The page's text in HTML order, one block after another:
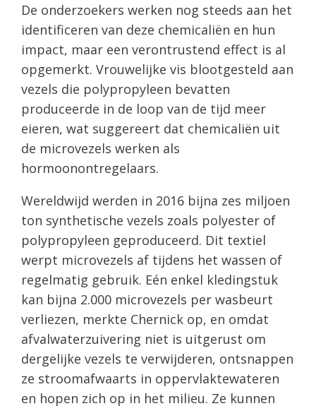
De onderzoekers werken nog steeds aan het
identificeren van deze chemicaliën en hun
impact, maar een verontrustend effect is al
opgemerkt. Vrouwelijke vis blootgesteld aan
vezels die polypropyleen bevatten
produceerde in de loop van de tijd meer
eieren, wat suggereert dat chemicaliën uit
de microvezels werken als
hormoonontregelaars.
Wereldwijd werden in 2016 bijna zes miljoen
ton synthetische vezels zoals polyester of
polypropyleen geproduceerd. Dit textiel
werpt microvezels af tijdens het wassen of
regelmatig gebruik. Eén enkel kledingstuk
kan bijna 2.000 microvezels per wasbeurt
verliezen, merkte Chernick op, en omdat
afvalwaterzuivering niet is uitgerust om
dergelijke vezels te verwijderen, ontsnappen
ze stroomafwaarts in oppervlaktewateren
en hopen zich op in het milieu. Ze kunnen